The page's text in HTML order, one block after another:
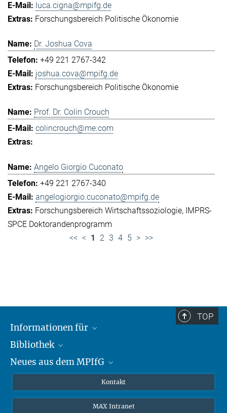
luca.cigna@mpifg.de
Forschungsbereich Politische Ökonomie
Dr. Joshua Cova
+49 221 2767-342
joshua.cova@mpifg.de
Forschungsbereich Politische Ökonomie
Prof. Dr. Colin Crouch
colincrouch@me.com
Angelo Giorgio Cuconato
+49 221 2767-340
angelogiorgio.cuconato@mpifg.de
Forschungsbereich Wirtschaftssoziologie IMPRS-
SPCE Doktorandenprogramm
<< < 1 2 3 4 5 > >>
TOP
Informationen für
Forschende
Gäste
Bibliothek
Profil
Neues aus dem MPIfG
Newsletter abonnieren
Kontakt
MAX Intranet